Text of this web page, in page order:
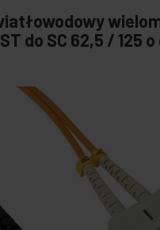
do SC 62,5 / 125